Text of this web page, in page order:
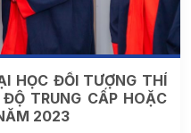
HỌC ĐỐI TƯỢNG THÍ
TRUNG CẤP HOẶC
2023